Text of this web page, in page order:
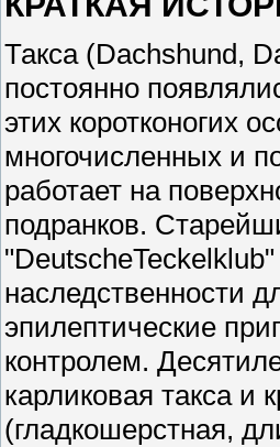
Такса (Dachshund,
постоянно
этих коротконогих
многочисленных и
работает на
подранков.
наследственности
эпилептические
контролем.
карликовая такса и
(гладкошерстная,